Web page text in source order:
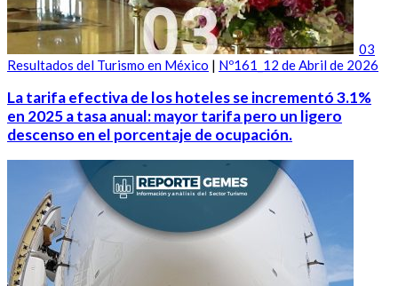
03
Resultados del Turismo en México | Nº161_12 de Abril de 2026
La tarifa efectiva de los hoteles se incrementó 3.1%
en 2025 a tasa anual: mayor tarifa pero un ligero
descenso en el porcentaje de ocupación.